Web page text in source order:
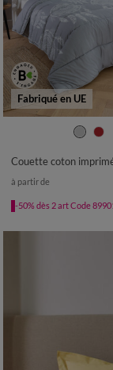
Fabriqué en UE
à partir de
-50% dès 2 art Code